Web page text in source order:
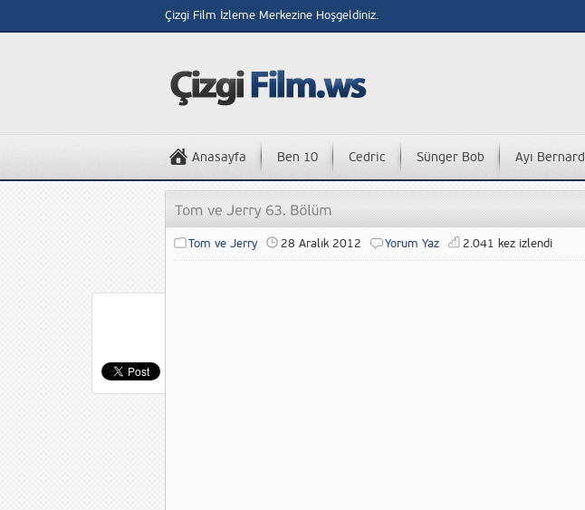
Çizgi Film İzleme Merkezine Hoşgeldiniz.
Anasayfa Ben 10 Cedric Sünger Bob Ayı Bernard
Tom ve Jerry 28 Aralık 2012 Yorum Yaz 2.041 kez izlendi